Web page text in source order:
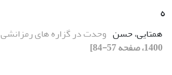
ه
همتایی، حسن وحدت در گزاره های رمزانشی
1400، صفحه 57-84]